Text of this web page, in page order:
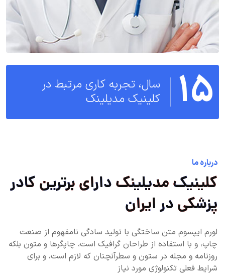
15
سال، تجربه کاری مرتبط در
کلینیک مدیلینک
درباره ما
کلینیک مدیلینک دارای برترین کادر
پزشکی در ایران
لورم ایپسوم متن ساختگی با تولید سادگی نامفهوم از صنعت
چاپ، و با استفاده از طراحان گرافیک است، چاپگرها و متون بلکه
روزنامه و مجله در ستون و سطرآنچنان که لازم است، و برای
شرایط فعلی تکنولوژی مورد نیاز